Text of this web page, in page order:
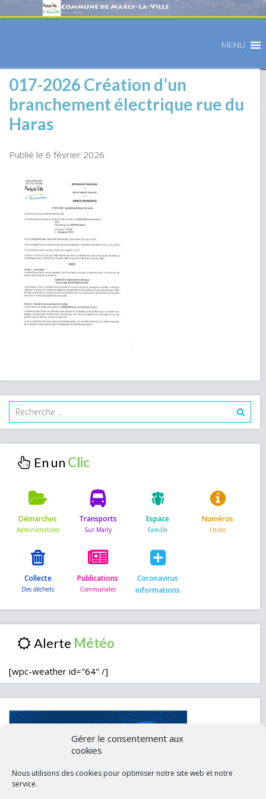
Gérer le consentement aux
cookies
Nous utilisons des cookies pour optimiser notre site web et notre
service.
MENU
017-2026 Création d’un
branchement électrique rue du
Haras
Publié le 6 février 2026
En un
Démarches Transports Espace Numéros
Collecte Publications
Coronavirus
informations
Alerte
[wpc-weather id="64" /]